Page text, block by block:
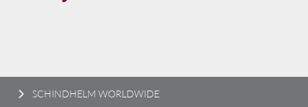
SCHINDHELM WORLDWIDE